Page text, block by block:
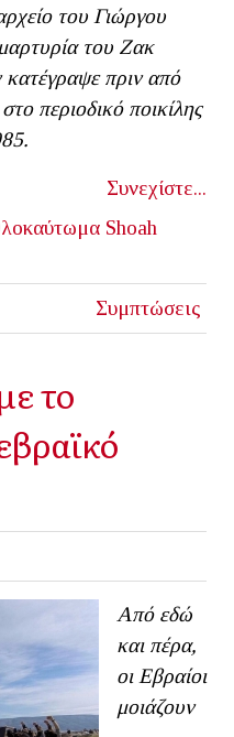
του Γιώργου
του Ζακ
πριν από
περιοδικό ποικίλης
Συνεχίστε...
Shoah
Συμπτώσεις
το
Από εδώ
και πέρα,
οι Εβραίοι
μοιάζουν